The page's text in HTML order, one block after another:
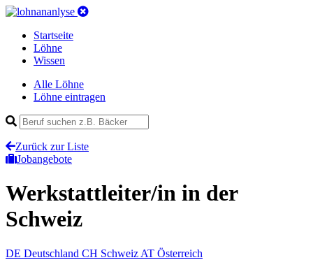
Startseite
Löhne
Wissen
Alle Löhne
Löhne eintragen
Zurück zur Liste
Jobangebote
Werkstattleiter/in in der
Schweiz
DE Deutschland CH Schweiz AT Österreich